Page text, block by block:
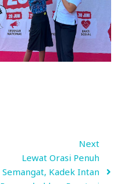
Next
Lewat Orasi Penuh
Semangat, Kadek Intan